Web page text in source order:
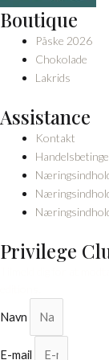
Boutique
Påske 2026
Chokolade
Lakrids
Assistance
Kontakt
Privilege
Navn
E-mail